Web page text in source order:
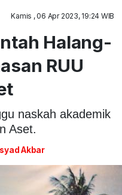
Kamis , 06 Apr 2023, 19:24 WIB
Halang-
RUU
naskah akademik
Aset.
Akbar